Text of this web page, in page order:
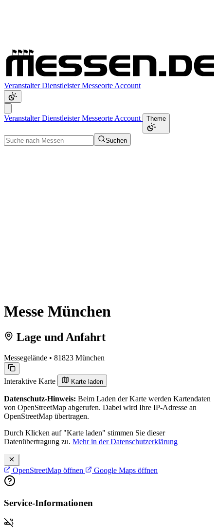
VeranstalterDienstleisterMesseorte Account
VeranstalterDienstleisterMesseorte Account Theme
Suchen
Messe München
Lage und Anfahrt
Messegelände • 81823 München
Interaktive Karte Karte laden
Datenschutz-Hinweis: Beim Laden der Karte werden Kartendaten
von OpenStreetMap abgerufen. Dabei wird Ihre IP-Adresse an
OpenStreetMap übertragen.
Durch Klicken auf "Karte laden" stimmen Sie dieser
Datenübertragung zu. Mehr in der Datenschutzerklärung
OpenStreetMap öffnen Google Maps öffnen
Service-Informationen